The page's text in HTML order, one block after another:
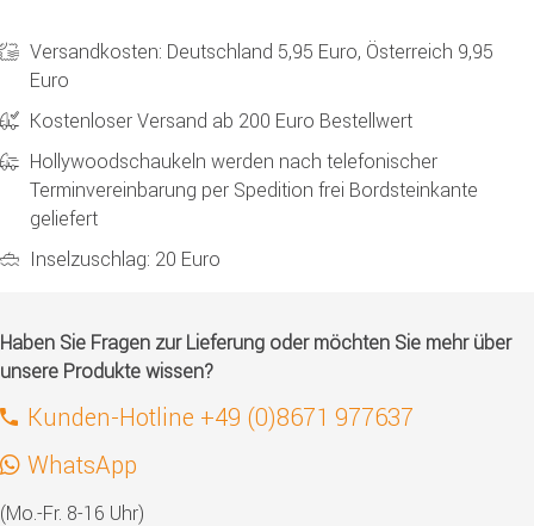
Versandkosten: Deutschland 5,95 Euro, Österreich 9,95
Euro
Kostenloser Versand ab 200 Euro Bestellwert
Hollywoodschaukeln werden nach telefonischer
Terminvereinbarung per Spedition frei Bordsteinkante
geliefert
Inselzuschlag: 20 Euro
Haben Sie Fragen zur Lieferung oder möchten Sie mehr über
unsere Produkte wissen?
Kunden-Hotline +49 (0)8671 977637
WhatsApp
(Mo.-Fr. 8-16 Uhr)